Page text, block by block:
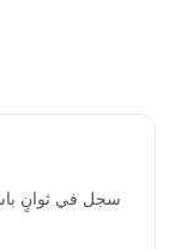
سجل في ثوانٍ